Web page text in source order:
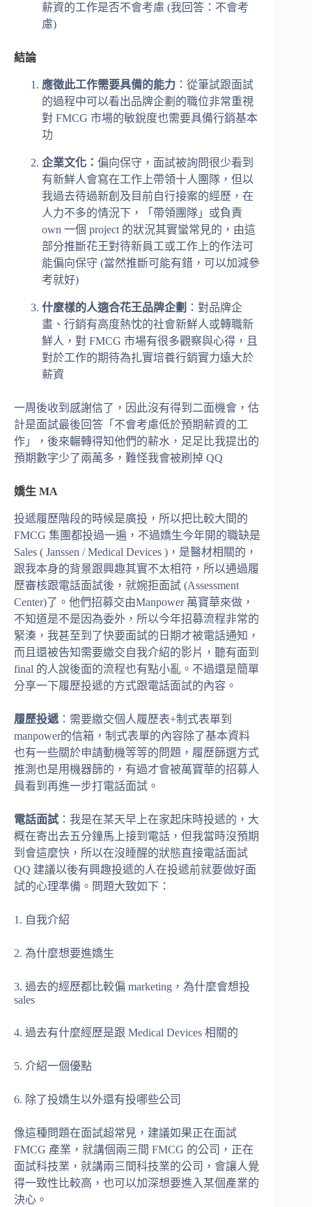
薪資的工作是否不會考慮 (我回答：不會考
慮)
結論
應徵此工作需要具備的能力 ：從筆試跟面試
的過程中可以看出品牌企劃的職位非常重視
對 FMCG 市場的敏銳度也需要具備行銷基本
功
企業文化： 偏向保守，面試被詢問很少看到
有新鮮人會寫在工作上帶領十人團隊，但以
我過去待過新創及目前自行接案的經歷，在
人力不多的情況下，「帶領團隊」或負責
own 一個 project 的狀況其實蠻常見的，由這
部分推斷花王對待新員工或工作上的作法可
能偏向保守 (當然推斷可能有錯，可以加減參
考就好)
什麼樣的人適合花王品牌企劃 ：對品牌企
畫、行銷有高度熱忱的社會新鮮人或轉職新
鮮人，對 FMCG 市場有很多觀察與心得，且
對於工作的期待為扎實培養行銷實力遠大於
薪資
一周後收到感謝信了，因此沒有得到二面機會，估
計是面試最後回答「不會考慮低於預期薪資的工
作」，後來輾轉得知他們的薪水，足足比我提出的
預期數字少了兩萬多，難怪我會被刷掉 QQ
嬌生 MA
投遞履歷階段的時候是廣投，所以把比較大間的
FMCG 集團都投過一遍，不過嬌生今年開的職缺是
Sales ( Janssen / Medical Devices )，是醫材相關的，
跟我本身的背景跟興趣其實不太相符，所以通過履
歷審核跟電話面試後，就婉拒面試 (Assessment
Center)了。他們招募交由Manpower 萬寶華來做，
不知道是不是因為委外，所以今年招募流程非常的
緊湊，我甚至到了快要面試的日期才被電話通知，
而且還被告知需要繳交自我介紹的影片，聽有面到
final 的人說後面的流程也有點小亂。不過還是簡單
分享一下履歷投遞的方式跟電話面試的內容。
履歷投遞 ：需要繳交個人履歷表+制式表單到
manpower的信箱，制式表單的內容除了基本資料
也有一些關於申請動機等等的問題，履歷篩選方式
推測也是用機器篩的，有過才會被萬寶華的招募人
員看到再進一步打電話面試。
電話面試 ：我是在某天早上在家起床時投遞的，大
概在寄出去五分鐘馬上接到電話，但我當時沒預期
到會這麼快，所以在沒睡醒的狀態直接電話面試
QQ 建議以後有興趣投遞的人在投遞前就要做好面
試的心理準備。問題大致如下：
1. 自我介紹
2. 為什麼想要進嬌生
3. 過去的經歷都比較偏 marketing，為什麼會想投
sales
4. 過去有什麼經歷是跟 Medical Devices 相關的
5. 介紹一個優點
6. 除了投嬌生以外還有投哪些公司
像這種問題在面試超常見，建議如果正在面試
FMCG 產業，就講個兩三間 FMCG 的公司，正在
面試科技業，就講兩三間科技業的公司，會讓人覺
得一致性比較高，也可以加深想要進入某個產業的
決心。